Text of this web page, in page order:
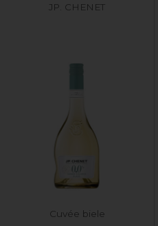
JP. CHENET
Cuvée biele